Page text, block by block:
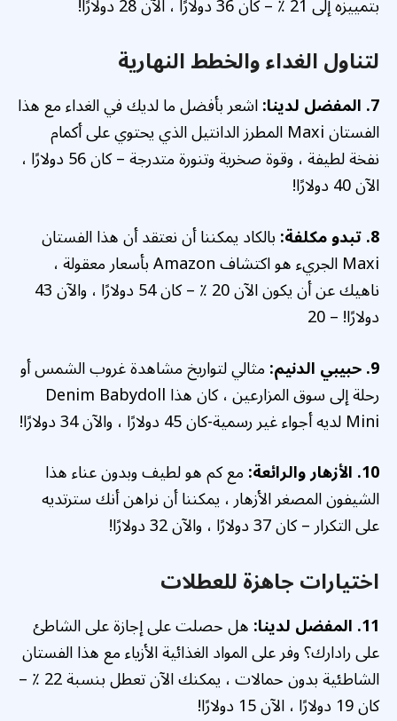
لتناول الغداء والخطط النهارية
7. المفضل لدينا: اشعر بأفضل ما لديك في الغداء مع هذا
الفستان Maxi المطرز الدانتيل الذي يحتوي على أكمام
نفخة لطيفة ، وقوة صخرية وتنورة متدرجة – كان 56 دولارًا ،
الآن 40 دولارًا!
8. تبدو مكلفة:
بالكاد يمكننا أن نعتقد أن هذا الفستان
Maxi الجريء هو اكتشاف Amazon بأسعار معقولة ،
ناهيك عن أن يكون الآن 20 ٪ – كان 54 دولارًا ، والآن 43
دولارًا! – 20
9. حبيبي الدنيم:
مثالي لتواريخ مشاهدة غروب الشمس أو
رحلة إلى سوق المزارعين ، كان هذا Denim Babydoll
Mini لديه أجواء غير رسمية-كان 45 دولارًا ، والآن 34 دولارًا!
10. الأزهار والرائعة:
مع كم هو لطيف وبدون عناء هذا
الشيفون المصغر الأزهار ، يمكننا أن نراهن أنك سترتديه
على التكرار – كان 37 دولارًا ، والآن 32 دولارًا!
اختيارات جاهزة للعطلات
11. المفضل لدينا: هل حصلت على إجازة على الشاطئ
على رادارك؟ وفر على المواد الغذائية الأزياء مع هذا الفستان
الشاطئية بدون حمالات ، يمكنك الآن تعطل بنسبة 22 ٪ –
كان 19 دولارًا ، الآن 15 دولارًا!